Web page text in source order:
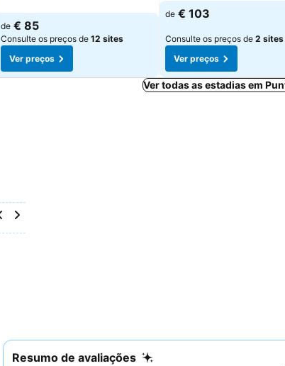
Ver preços
de € 85
Consulte os preços de 12 sites
Ver preços
Ver preços
de € 103
Consulte os preços de 2 sites
Ver preços
Ver todas as estadias em
Resumo de avaliações